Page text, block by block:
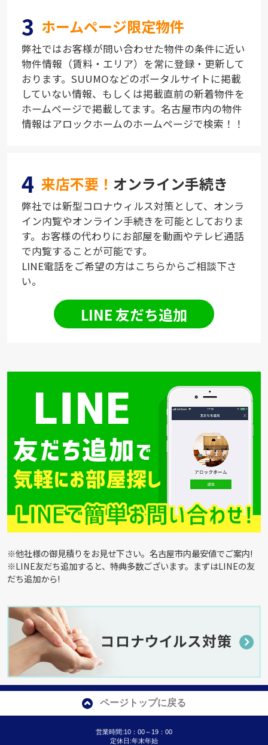
3 ホームページ限定物件
弊社ではお客様が問い合わせた物件の条件に近い
物件情報（賃料・エリア）を常に登録・更新して
おります。SUUMOなどのポータルサイトに掲載
していない情報、もしくは掲載直前の新着物件を
ホームページで掲載してます。名古屋市内の物件
情報はアロックホームのホームページで検索！！
4 来店不要！ オンライン手続き
弊社では新型コロナウィルス対策として、オンラ
イン内覧やオンライン手続きを可能としておりま
す。お客様の代わりにお部屋を動画やテレビ通話
で内覧することが可能です。
LINE電話をご希望の方はこちらからご相談下さ
い。
LINE 友だち追加
※他社様の御見積りをお見せ下さい。名古屋市内最安値でご案内!
※LINE友だち追加すると、特典多数ございます。まずはLINEの友
だち追加から!
ページトップに戻る
営業時間:10：00～19：00
定休日:年末年始